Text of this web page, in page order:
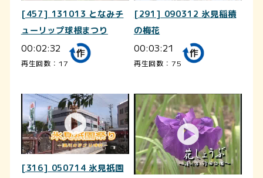
[457] 131013 となみチ
ューリップ球根まつり
00:02:32
再生回数：17
[291] 090312 氷見稲積
の梅花
00:03:21
再生回数：75
[316] 050714 氷見祇園